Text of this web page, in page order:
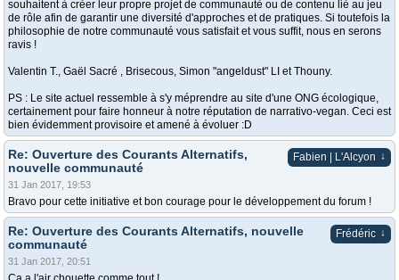
souhaitent à créer leur propre projet de communauté ou de contenu lié au jeu
de rôle afin de garantir une diversité d'approches et de pratiques. Si toutefois la
philosophie de notre communauté vous satisfait et vous suffit, nous en serons
ravis !
Valentin T., Gaël Sacré , Brisecous, Simon "angeldust" LI et Thouny.
PS : Le site actuel ressemble à s'y méprendre au site d'une ONG écologique,
certainement pour faire honneur à notre réputation de narrativo-vegan. Ceci est
bien évidemment provisoire et amené à évoluer :D
Fabien | L'Alcyon ↓
Re: Ouverture des Courants Alternatifs,
nouvelle communauté
31 Jan 2017, 19:53
Bravo pour cette initiative et bon courage pour le développement du forum !
Frédéric ↓
Re: Ouverture des Courants Alternatifs, nouvelle
communauté
31 Jan 2017, 20:51